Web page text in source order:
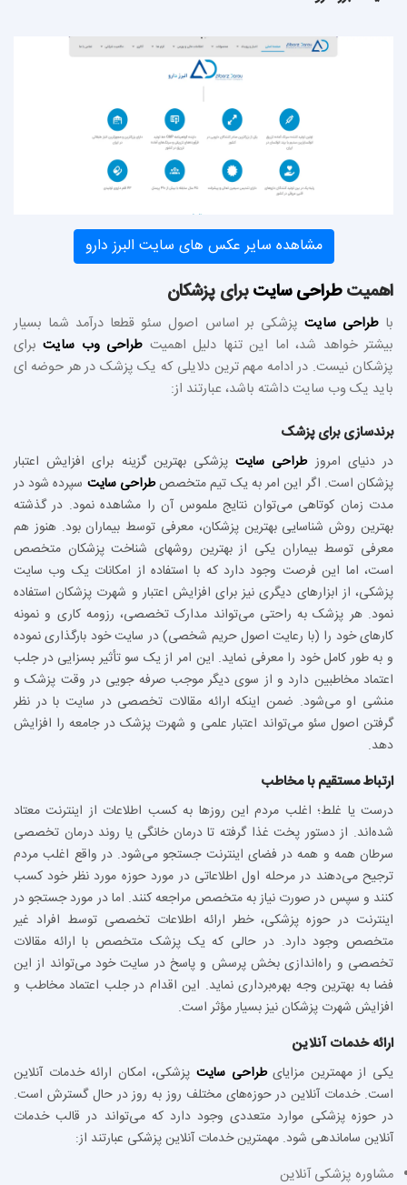
مشاهده سایر عکس های سایت البرز دارو
اهمیتطراحی سایتبرای پزشکان
باطراحی سایت پزشکی بر اساس اصول سئو قطعا درآمد شما بسیار
بیشتر خواهد شد، اما این تنها دلیل اهمیت طراحی وب سایتبرای
پزشکان نیست. در ادامه مهم ترین دلایلی که یک پزشک در هر حوضه ای
باید یک وب سایت داشته باشد،‌ عبارتند از:
برندسازی برای پزشک
در دنیای امروزطراحی سایتپزشکی بهترین گزینه برای افزایش اعتبار
پزشکان است. اگر این امر به یک تیم متخصصطراحی سایت سپرده شود در
مدت زمان کوتاهی می‌توان نتایج ملموس آن را مشاهده نمود. در گذشته
بهترین روش شناسایی بهترین پزشکان، معرفی توسط بیماران بود. هنوز هم
معرفی توسط بیماران یکی از بهترین روشهای شناخت پزشکان متخصص
است، اما این فرصت وجود دارد که با استفاده از امکانات یک وب سایت
پزشکی، از ابزارهای دیگری نیز برای افزایش اعتبار و شهرت پزشکان استفاده
نمود. هر پزشک به راحتی می‌تواند مدارک تخصصی، رزومه کاری و نمونه
کارهای خود را (با رعایت اصول حریم شخصی) در سایت خود بارگذاری نموده
و به طور کامل خود را معرفی نماید. این امر از یک سو تأثیر بسزایی در جلب
اعتماد مخاطبین دارد و از سوی دیگر موجب صرفه‌ جویی در وقت پزشک و
منشی او می‌شود. ضمن اینکه ارائه مقالات تخصصی در سایت با در نظر
گرفتن اصول سئو می‌تواند اعتبار علمی و شهرت پزشک در جامعه را افزایش
دهد.
ارتباط مستقیم با مخاطب
درست یا غلط؛ اغلب مردم این روزها به کسب اطلاعات از اینترنت معتاد
شده‌اند. از دستور پخت غذا گرفته تا درمان خانگی یا روند درمان تخصصی
سرطان همه و همه در فضای اینترنت جستجو می‌شود. در واقع اغلب مردم
ترجیح می‌دهند در مرحله اول اطلاعاتی در مورد حوزه مورد نظر خود کسب
کنند و سپس در صورت نیاز به متخصص مراجعه کنند. اما در مورد جستجو در
اینترنت در حوزه پزشکی، خطر ارائه اطلاعات تخصصی توسط افراد غیر
متخصص وجود دارد. در حالی که یک پزشک متخصص با ارائه مقالات
تخصصی و راه‌اندازی بخش پرسش و پاسخ در سایت خود می‌تواند از این
فضا به بهترین وجه بهره‌برداری نماید. این اقدام در جلب اعتماد مخاطب و
افزایش شهرت پزشکان نیز بسیار مؤثر است.
ارائه خدمات آنلاین
یکی از مهمترین مزایایطراحی سایت پزشکی، امکان ارائه خدمات آنلاین
است. خدمات آنلاین در حوزه‌های مختلف روز به روز در حال گسترش است.
در حوزه پزشکی موارد متعددی وجود دارد که می‌تواند در قالب خدمات
آنلاین ساماندهی شود. مهمترین خدمات آنلاین پزشکی عبارتند از:
مشاوره پزشکی آنلاین